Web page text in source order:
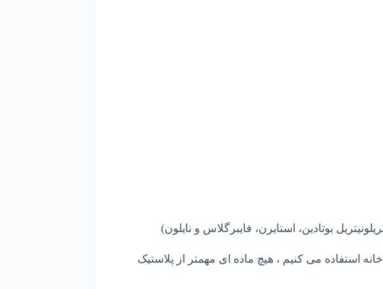
بوتادین، استایرن، فایبرگلاس و نایلون)
استفاده می کنیم ، هیچ ماده ای مهمتر از پلاستیک